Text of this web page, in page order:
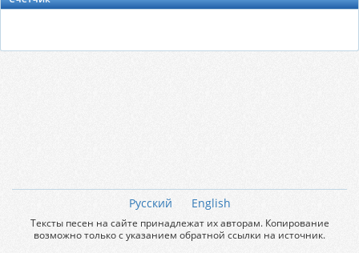
Русский English
Тексты песен на сайте принадлежат их авторам. Копирование
возможно только с указанием обратной ссылки на источник.